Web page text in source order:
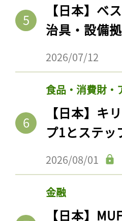
【日本】ベ
治具・設備
2026/07/12
食品・消費財・
【日本】キ
プ1とステ
2026/08/01
金融
【日本】